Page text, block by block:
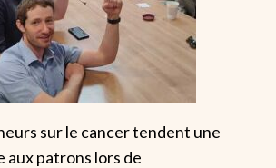
sur le cancer tendent une
aux patrons lors de